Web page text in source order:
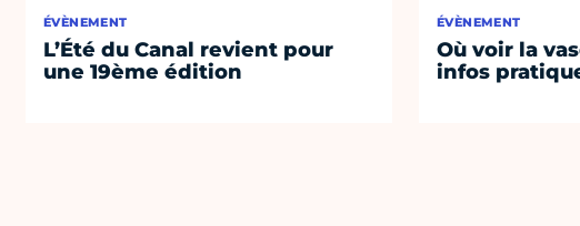
ÉVÈNEMENT
L’Été du Canal revient pour
une 19ème édition
ÉVÈNEMENT
Où voir la
infos